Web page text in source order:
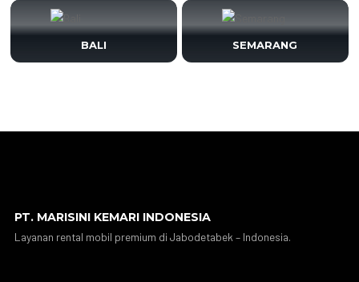
BALI SEMARANG
PT. MARISINI KEMARI INDONESIA
Layanan rental mobil premium di Jabodetabek – Indonesia.